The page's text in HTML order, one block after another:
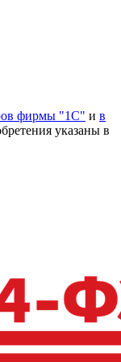
фирмы "1С" и в
указаны в